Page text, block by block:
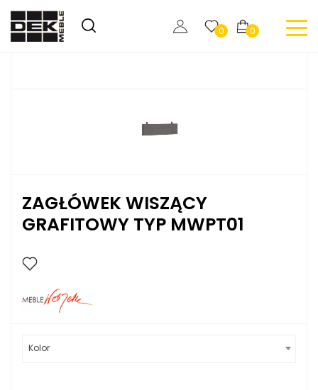
0 0
ZAGŁÓWEK WISZĄCY
GRAFITOWY TYP MWPT01
Kolor